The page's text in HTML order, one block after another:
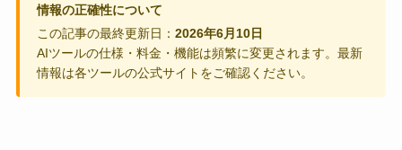
情報の正確性について
この記事の最終更新日：2026年6月10日
AIツールの仕様・料金・機能は頻繁に変更されます。最新
情報は各ツールの公式サイトをご確認ください。